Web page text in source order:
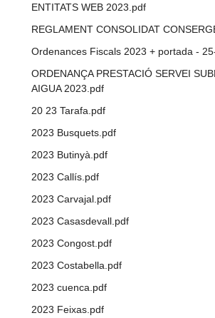
ENTITATS WEB 2023.pdf
REGLAMENT CONSOLIDAT
Ordenances Fiscals 2023 + portada -
ORDENANÇA PRESTACIÓ SERVEI
AIGUA 2023.pdf
20 23 Tarafa.pdf
2023 Busquets.pdf
2023 Butinyà.pdf
2023 Callís.pdf
2023 Carvajal.pdf
2023 Casasdevall.pdf
2023 Congost.pdf
2023 Costabella.pdf
2023 cuenca.pdf
2023 Feixas.pdf